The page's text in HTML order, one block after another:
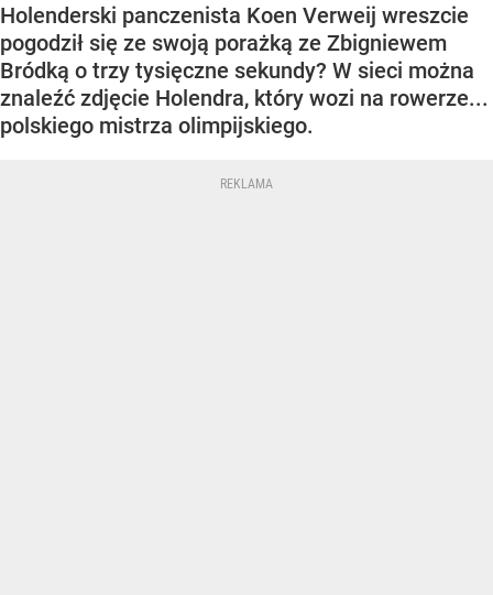
Holenderski panczenista Koen Verweij wreszcie
pogodził się ze swoją porażką ze Zbigniewem
Bródką o trzy tysięczne sekundy? W sieci można
znaleźć zdjęcie Holendra, który wozi na rowerze...
polskiego mistrza olimpijskiego.